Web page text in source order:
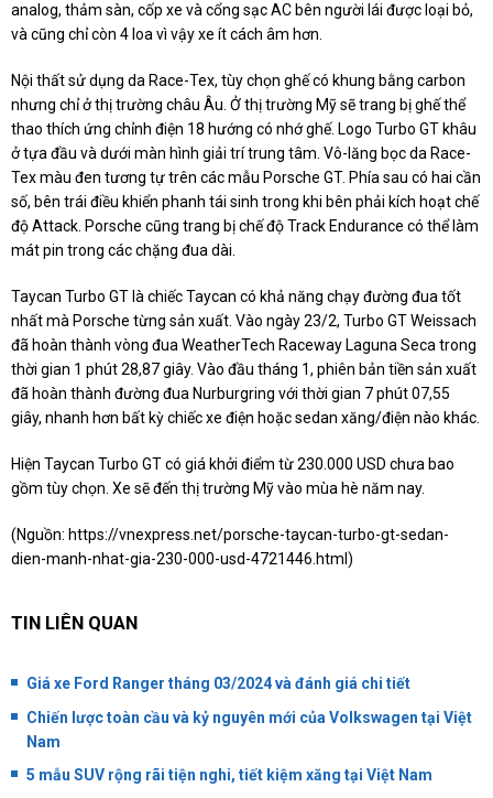
analog, thảm sàn, cốp xe và cổng sạc AC bên người lái được loại bỏ,
và cũng chỉ còn 4 loa vì vậy xe ít cách âm hơn.
Nội thất sử dụng da Race-Tex, tùy chọn ghế có khung bằng carbon
nhưng chỉ ở thị trường châu Âu. Ở thị trường Mỹ sẽ trang bị ghế thể
thao thích ứng chỉnh điện 18 hướng có nhớ ghế. Logo Turbo GT khâu
ở tựa đầu và dưới màn hình giải trí trung tâm. Vô-lăng bọc da Race-
Tex màu đen tương tự trên các mẫu Porsche GT. Phía sau có hai cần
số, bên trái điều khiển phanh tái sinh trong khi bên phải kích hoạt chế
độ Attack. Porsche cũng trang bị chế độ Track Endurance có thể làm
mát pin trong các chặng đua dài.
Taycan Turbo GT là chiếc Taycan có khả năng chạy đường đua tốt
nhất mà Porsche từng sản xuất. Vào ngày 23/2, Turbo GT Weissach
đã hoàn thành vòng đua WeatherTech Raceway Laguna Seca trong
thời gian 1 phút 28,87 giây. Vào đầu tháng 1, phiên bản tiền sản xuất
đã hoàn thành đường đua Nurburgring với thời gian 7 phút 07,55
giây, nhanh hơn bất kỳ chiếc xe điện hoặc sedan xăng/điện nào khác.
Hiện Taycan Turbo GT có giá khởi điểm từ 230.000 USD chưa bao
gồm tùy chọn. Xe sẽ đến thị trường Mỹ vào mùa hè năm nay.
(Nguồn: https://vnexpress.net/porsche-taycan-turbo-gt-sedan-
dien-manh-nhat-gia-230-000-usd-4721446.html )
TIN LIÊN QUAN
Giá xe Ford Ranger tháng 03/2024 và đánh giá chi tiết
Chiến lược toàn cầu và kỷ nguyên mới của Volkswagen tại Việt
Nam
5 mẫu SUV rộng rãi tiện nghi, tiết kiệm xăng tại Việt Nam